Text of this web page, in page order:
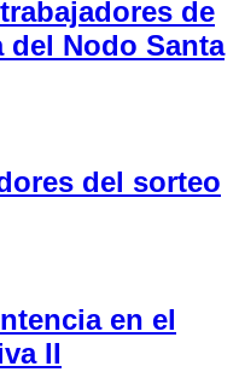
de
del Nodo Santa
del sorteo
en el
II